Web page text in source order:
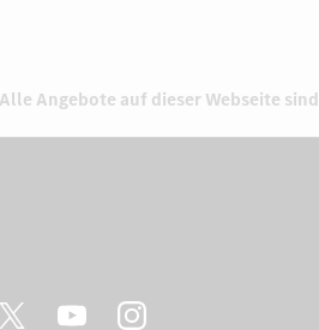
Angebote auf dieser Webseite